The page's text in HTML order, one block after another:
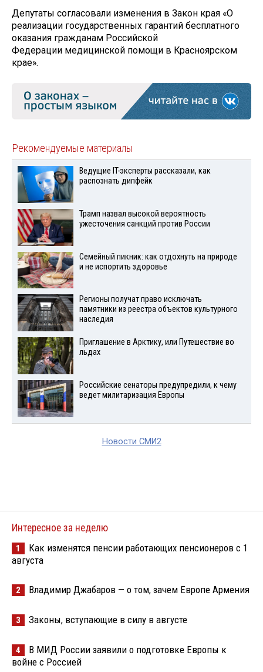
Депутаты согласовали изменения в Закон края «О
реализации государственных гарантий бесплатного
оказания гражданам Российской
Федерации медицинской помощи в Красноярском
крае».
Рекомендуемые материалы
Ведущие IT-эксперты рассказали, как
распознать дипфейк
Трамп назвал высокой вероятность
ужесточения санкций против России
Семейный пикник: как отдохнуть на природе
и не испортить здоровье
Регионы получат право исключать
памятники из реестра объектов культурного
наследия
Приглашение в Арктику, или Путешествие во
льдах
Российские сенаторы предупредили, к чему
ведет милитаризация Европы
Новости СМИ2
Интересное за неделю
1
Как изменятся пенсии работающих пенсионеров с 1
августа
2 Владимир Джабаров — о том, зачем Европе Армения
3 Законы, вступающие в силу в августе
4
В МИД России заявили о подготовке Европы к
войне с Россией